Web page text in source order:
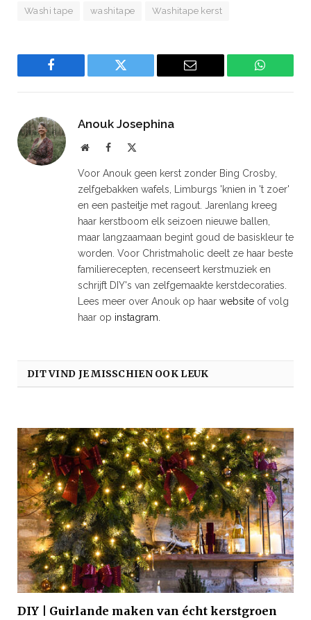
Washi tape washitape Washitape kerst
Facebook Twitter Email
Anouk Josephina
WebsiteFacebook
Voor Anouk geen kerst zonder Bing Crosby,
zelfgebakken wafels, Limburgs 'knien in 't zoer'
en een pasteitje met ragout. Jarenlang kreeg
haar kerstboom elk seizoen nieuwe ballen,
maar langzaamaan begint goud de basiskleur te
worden. Voor Christmaholic deelt ze haar beste
familierecepten, recenseert kerstmuziek en
schrijft DIY's van zelfgemaakte kerstdecoraties.
Lees meer over Anouk op haar website of volg
haar op instagram.
DIT VIND JE MISSCHIEN OOK LEUK
DIY | Guirlande maken van écht kerstgroen